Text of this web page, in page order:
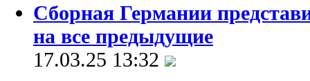
Сборная Германии
на все предыдущие
17.03.25 13:32